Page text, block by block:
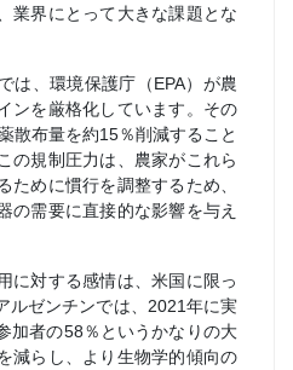
業界にとって大きな課題とな
は、環境保護庁（EPA）が農
ンを厳格化しています。その
散布量を約15％削減すること
の規制圧力は、農家がこれら
ために慣行を調整するため、
の需要に直接的な影響を与え
に対する感情は、米国に限っ
ルゼンチンでは、2021年に実
加者の58％というかなりの大
減らし、より生物学的傾向の